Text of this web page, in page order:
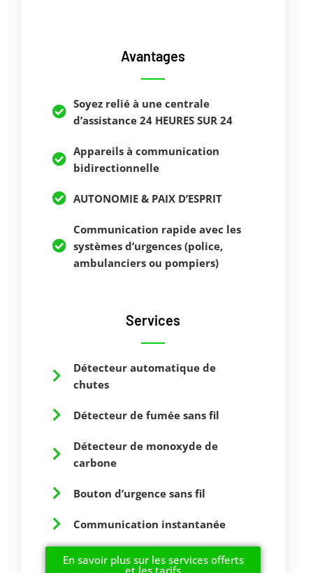
Avantages
Soyez relié à une centrale
d’assistance 24 HEURES SUR 24
Appareils à communication
bidirectionnelle
AUTONOMIE & PAIX D’ESPRIT
Communication rapide avec les
systèmes d’urgences (police,
ambulanciers ou pompiers)
Services
Détecteur automatique de
chutes
Détecteur de fumée sans fil
Détecteur de monoxyde de
carbone
Bouton d’urgence sans fil
Communication instantanée
En savoir plus sur les services offerts
et les tarifs